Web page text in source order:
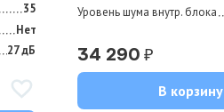
35
Нет
27 дБ
Уровень шума внутр. блока
34 290 ₽
В корзину